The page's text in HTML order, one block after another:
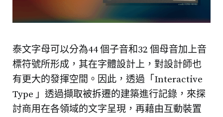
泰文字母可以分為44 個子音和32 個母音加上音
標符號所形成，其在字體設計上，對設計師也
有更大的發揮空間。因此，透過「Interactive
Type 」透過擷取被拆遷的建築進行記錄，來探
討商用在各領域的文字呈現，再藉由互動裝置